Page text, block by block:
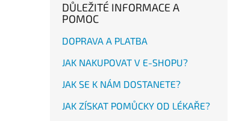
DŮLEŽITÉ INFORMACE A
POMOC
DOPRAVA A PLATBA
JAK NAKUPOVAT V E-SHOPU?
JAK SE K NÁM DOSTANETE?
JAK ZÍSKAT POMŮCKY OD LÉKAŘE?